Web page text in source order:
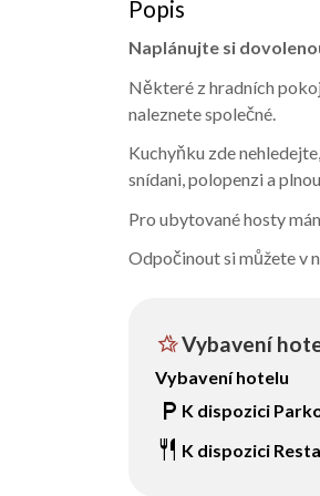
Popis
Naplánujte si
Některé z hradních
naleznete společné.
Kuchyňku zde
snídani, polopenzi a
Pro ubytované hosty
Odpočinout si můžete v
hotel_classVybavení
Vybavení hotelu
local_parking K dispozici
restaurant K dispozici